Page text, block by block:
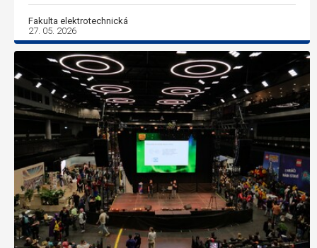
Fakulta elektrotechnická
27. 05. 2026